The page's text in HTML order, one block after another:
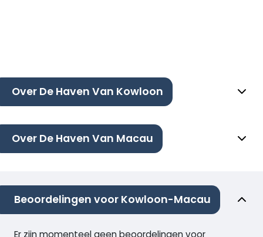
Over De Haven Van Kowloon
Over De Haven Van Macau
Beoordelingen voor Kowloon-Macau
Er zijn momenteel geen beoordelingen voor